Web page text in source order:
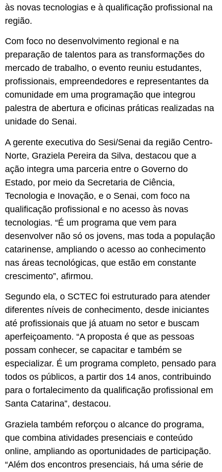
às novas tecnologias e à qualificação profissional na
região.
Com foco no desenvolvimento regional e na
preparação de talentos para as transformações do
mercado de trabalho, o evento reuniu estudantes,
profissionais, empreendedores e representantes da
comunidade em uma programação que integrou
palestra de abertura e oficinas práticas realizadas na
unidade do Senai.
A gerente executiva do Sesi/Senai da região Centro-
Norte, Graziela Pereira da Silva, destacou que a
ação integra uma parceria entre o Governo do
Estado, por meio da Secretaria de Ciência,
Tecnologia e Inovação, e o Senai, com foco na
qualificação profissional e no acesso às novas
tecnologias. “É um programa que vem para
desenvolver não só os jovens, mas toda a população
catarinense, ampliando o acesso ao conhecimento
nas áreas tecnológicas, que estão em constante
crescimento”, afirmou.
Segundo ela, o SCTEC foi estruturado para atender
diferentes níveis de conhecimento, desde iniciantes
até profissionais que já atuam no setor e buscam
aperfeiçoamento. “A proposta é que as pessoas
possam conhecer, se capacitar e também se
especializar. É um programa completo, pensado para
todos os públicos, a partir dos 14 anos, contribuindo
para o fortalecimento da qualificação profissional em
Santa Catarina”, destacou.
Graziela também reforçou o alcance do programa,
que combina atividades presenciais e conteúdo
online, ampliando as oportunidades de participação.
“Além dos encontros presenciais, há uma série de